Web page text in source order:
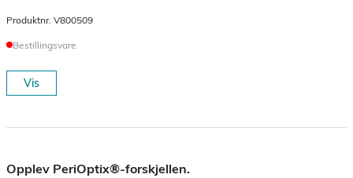
Produktnr. V800509
Bestillingsvare
Vis
Opplev PeriOptix®-forskjellen.